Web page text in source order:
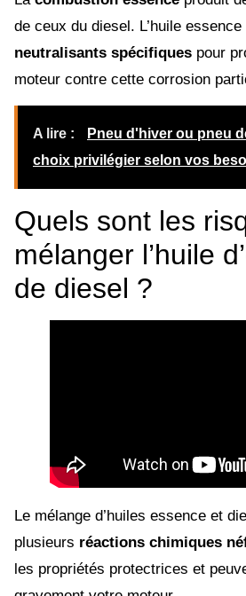
de ceux du diesel. L’huile
neutralisants spécifiques pour
moteur contre cette corrosion
A lire :
Pneu d'hiver ou pneu
choix privilégier selon vos
Quels sont les
mélanger l’huile
de diesel ?
Le mélange d’huiles essence et
plusieurs réactions chimiques
les propriétés protectrices et